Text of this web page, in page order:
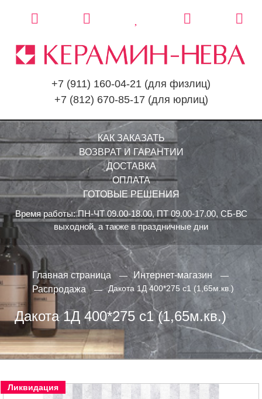
+7 (911) 160-04-21 (для физлиц)
+7 (812) 670-85-17 (для юрлиц)
КАК ЗАКАЗАТЬ
ВОЗВРАТ И ГАРАНТИИ
ДОСТАВКА
ОПЛАТА
ГОТОВЫЕ РЕШЕНИЯ
Время работы: ПН-ЧТ 09.00-18.00, ПТ 09.00-17.00, СБ-ВС
выходной, а также в праздничные дни
Главная страница
Интернет-магазин
Распродажа
Дакота 1Д 400*275 с1 (1,65м.кв.)
Дакота 1Д 400*275 с1 (1,65м.кв.)
Ликвидация